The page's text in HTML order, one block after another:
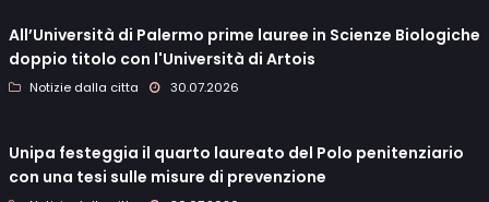
All’Università di Palermo prime lauree in Scienze Biologiche
doppio titolo con l'Università di Artois
Notizie dalla citta 30.07.2026
Unipa festeggia il quarto laureato del Polo penitenziario
con una tesi sulle misure di prevenzione